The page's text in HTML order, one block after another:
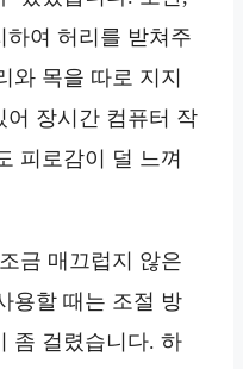
하여 허리를 받쳐주
와 목을 따로 지지
어 장시간 컴퓨터 작
피로감이 덜 느껴
금 매끄럽지 않은
용할 때는 조절 방
좀 걸렸습니다. 하